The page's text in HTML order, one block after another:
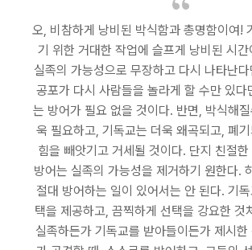
오, 비참하게 낭비된 박식함과 총명함이여!
기 위한 거대한 작업에 슬프게 낭비된 시
실족의 가능성으로 무장하고 다시 나타난다
공포가 다시 사람들을 놀라게 할 수만 있다
는 방어가 필요 없을 것이다. 반면, 박식해
욱 필요하고, 기독교는 더욱 왜곡되고, 폐
힘을 빼앗기고 거세될 것이다. 단지 친절
방어는 실족의 가능성을 제거하기 원한다.
절대 방어하는 일이 있어서는 안 된다. 기
택을 제공하고, 끔찍하게 선택을 강요한 것
실족하든가 기독교를 받아들이든가 제시한